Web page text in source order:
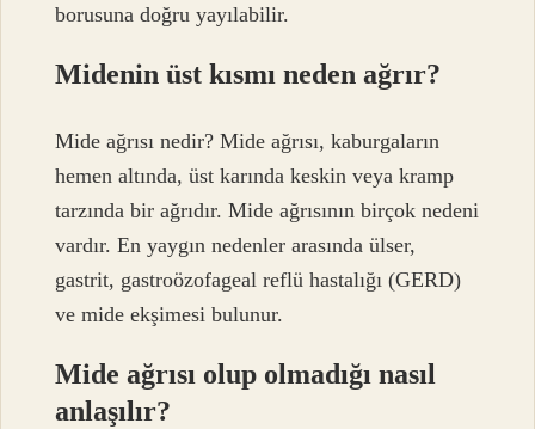
borusuna doğru yayılabilir.
Midenin üst kısmı neden ağrır?
Mide ağrısı nedir? Mide ağrısı, kaburgaların
hemen altında, üst karında keskin veya kramp
tarzında bir ağrıdır. Mide ağrısının birçok nedeni
vardır. En yaygın nedenler arasında ülser,
gastrit, gastroözofageal reflü hastalığı (GERD)
ve mide ekşimesi bulunur.
Mide ağrısı olup olmadığı nasıl
anlaşılır?